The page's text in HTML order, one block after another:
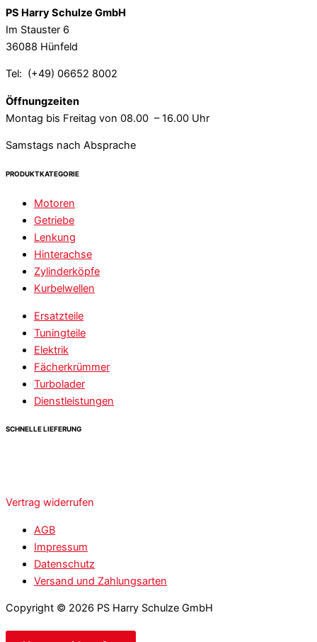
PS Harry Schulze GmbH
Im Stauster 6
36088 Hünfeld
Tel: (+49) 06652 8002
Öffnungzeiten
Montag bis Freitag von 08.00 – 16.00 Uhr
Samstags nach Absprache
PRODUKTKATEGORIE
Motoren
Getriebe
Lenkung
Hinterachse
Zylinderköpfe
Kurbelwellen
Ersatzteile
Tuningteile
Elektrik
Fächerkrümmer
Turbolader
Dienstleistungen
SCHNELLE LIEFERUNG
Vertrag widerrufen
AGB
Impressum
Datenschutz
Versand und Zahlungsarten
Copyright © 2026 PS Harry Schulze GmbH